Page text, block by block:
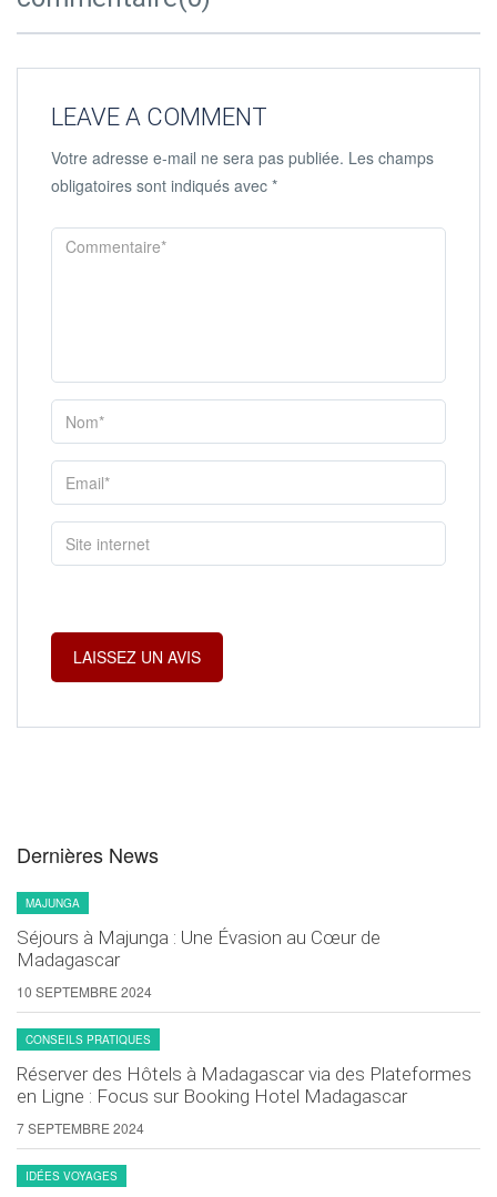
LEAVE A COMMENT
Votre adresse e-mail ne sera pas publiée. Les champs
obligatoires sont indiqués avec *
Dernières News
MAJUNGA
Séjours à Majunga : Une Évasion au Cœur de
Madagascar
10 SEPTEMBRE 2024
CONSEILS PRATIQUES
Réserver des Hôtels à Madagascar via des Plateformes
en Ligne : Focus sur Booking Hotel Madagascar
7 SEPTEMBRE 2024
IDÉES VOYAGES